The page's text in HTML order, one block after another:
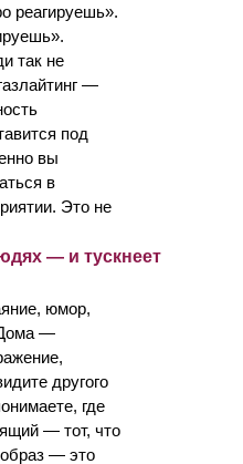
реагируешь».
так не
—
под
вы
в
Это не
— и тускнеет
юмор,
—
другого
где
— тот, что
— это